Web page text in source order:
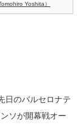
Yoshita）
日のバルセロナテ
ソが開幕戦オー